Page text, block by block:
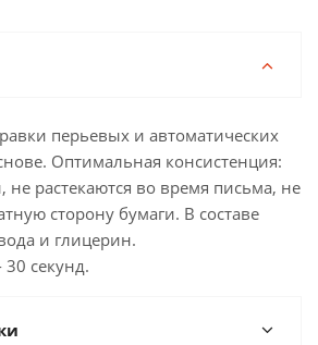
перьевых и автоматических
Оптимальная консистенция:
растекаются во время письма, не
сторону бумаги. В составе
и глицерин.
секунд.